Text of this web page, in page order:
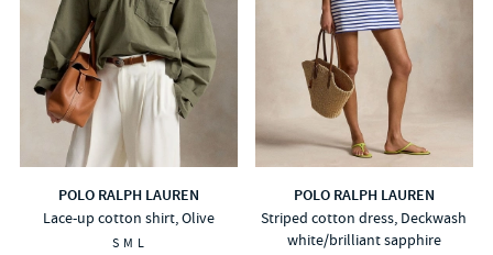
POLO RALPH LAUREN
Lace-up cotton shirt, Olive
S M L
POLO RALPH LAUREN
Striped cotton dress, Deckwash
white/brilliant sapphire